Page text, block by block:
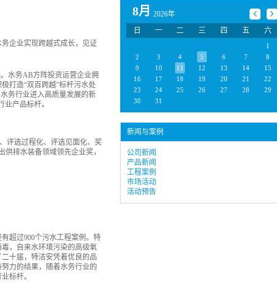
企业实现跨越式成长，见证
水务AB方阵投资运营企业拥
打造“双百跨越”标杆污水处
务行业进入高质量发展的新
产品标杆。
评选过程化、评选见面化、奖
排水装备领域领先企业奖，
超过900个污水工程案例。特
，自来水环境污染的高级氧
十届，特洁安凭着优良的品
力的结果，随着水务行业的
标杆。
8月
2026年
日
一 二 三 四 五 六
1
2
3 4 5 6 7
8
9
10 11 12 13 14
15
16
17 18 19 20 21
22
23
24 25 26 27 28
29
30
31
新闻与案例
公司新闻
产品新闻
工程案例
市场活动
活动预告